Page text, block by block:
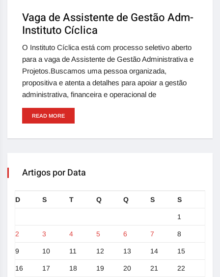
Vaga de Assistente de Gestão Adm-
Instituto Cíclica
O Instituto Cíclica está com processo seletivo aberto
para a vaga de Assistente de Gestão Administrativa e
Projetos.Buscamos uma pessoa organizada,
propositiva e atenta a detalhes para apoiar a gestão
administrativa, financeira e operacional de
READ MORE
Artigos por Data
D S T Q Q S S
1
2 3 4 5 6 7 8
9 10 11 12 13 14 15
16 17 18 19 20 21 22